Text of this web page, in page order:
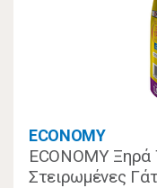
ECONOMY
ECONOMY
Στειρωμένες